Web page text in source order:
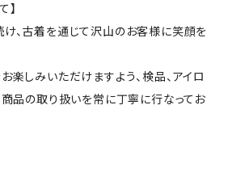
】
、古着を通じて沢山のお客様に笑顔を
楽しみいただけますよう、検品、アイロ
商品の取り扱いを常に丁寧に行なってお